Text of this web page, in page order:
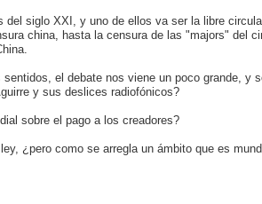
siglo XXI, y uno de ellos va ser la libre
china, hasta la censura de las "majors" del
el debate nos viene un poco grande, y
y sus deslices radiofónicos?
sobre el pago a los creadores?
¿pero como se arregla un ámbito que es